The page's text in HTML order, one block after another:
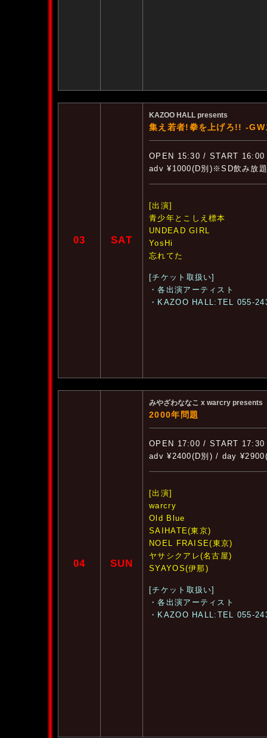
03 SAT
KAZOO HALL presents
集え若者!拳を上げろ!! -
OPEN 15:30 / START 16:00
adv ¥1000(D別)※SD飲み放
[出演]
青少年とこしえ標本
UNDEAD GIRL
YosHi
忘れてた
[チケット取扱い]
・各出演アーティスト
・KAZOO HALL:TEL 055-
04 SUN
みやざわななこ x warcry presents
2000年問題
OPEN 17:00 / START 17:30
adv ¥2400(D別) / day
[出演]
warcry
Old Blue
SAIHATE(東京)
NOEL FRAISE(東京)
ヤサシクアレ(名古屋)
SYAYOS(伊那)
[チケット取扱い]
・各出演アーティスト
・KAZOO HALL:TEL 055-